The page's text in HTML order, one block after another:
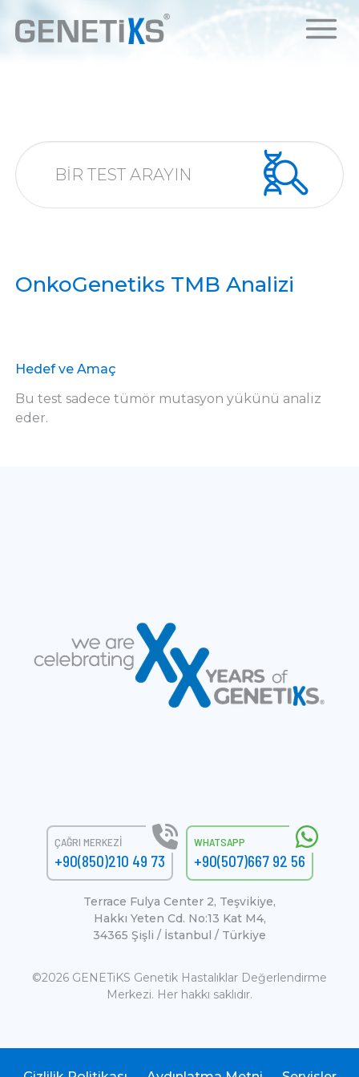
OnkoGenetiks TMB Analizi
Hedef ve Amaç
Bu test sadece tümör mutasyon yükünü analiz
eder.
ÇAĞRI MERKEZI
+90(850)210 49 73
WHATSAPP
+90(507)667 92 56
Terrace Fulya Center 2, Teşvikiye,
Hakkı Yeten Cd. No:13 Kat M4,
34365 Şişli / İstanbul / Türkiye
©2026 GENETiKS Genetik Hastalıklar Değerlendirme
Merkezi. Her hakkı saklıdır.